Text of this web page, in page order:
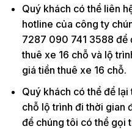
Quý khách có thể liên
hotline của công ty
7287 090 741 3588 để
thuê xe 16 chỗ và lộ
giá tiền thuê xe 16 chỗ.
Quý khách có thể để
chỗ lộ trình đi thời gian
để chúng tôi có thể gọi